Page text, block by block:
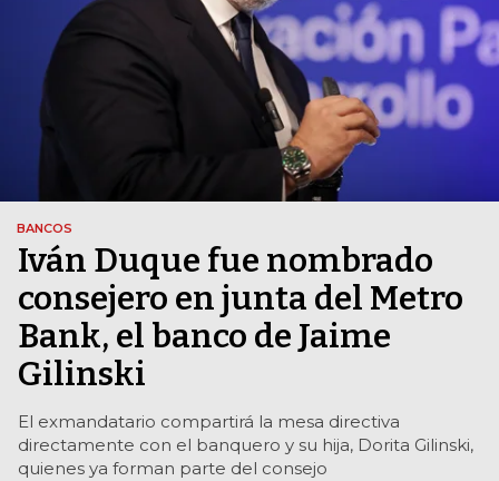
BANCOS
Iván Duque fue nombrado
consejero en junta del Metro
Bank, el banco de Jaime
Gilinski
El exmandatario compartirá la mesa directiva
directamente con el banquero y su hija, Dorita Gilinski,
quienes ya forman parte del consejo